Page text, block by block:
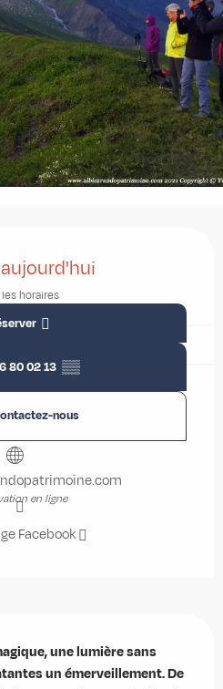
horaires
80 02 13 ▒▒
nous
en ligne
Facebook
une lumière sans
un émerveillement. De